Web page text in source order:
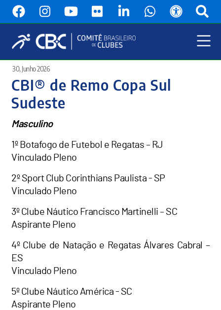
conteúdo
Menu
Principal
CBI® de Remo Copa Sul
Sudeste
30, Junho 2026
Masculino
1º Botafogo de Futebol e Regatas – RJ
Vinculado Pleno
2º Sport Club Corinthians Paulista - SP
Vinculado Pleno
3º Clube Náutico Francisco Martinelli – SC
Aspirante Pleno
4º Clube de Natação e Regatas Álvares Cabral –
ES
Vinculado Pleno
5º Clube Náutico América - SC
Aspirante Pleno